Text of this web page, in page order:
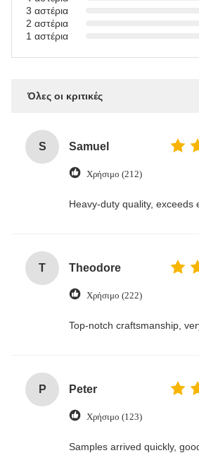
3 αστέρια
2 αστέρια
1 αστέρια
Όλες οι κριτικές
S Samuel
Χρήσιμο (212)
Heavy-duty quality, exceeds
T Theodore
Χρήσιμο (222)
Top-notch craftsmanship,
P Peter
Χρήσιμο (123)
Samples arrived quickly,